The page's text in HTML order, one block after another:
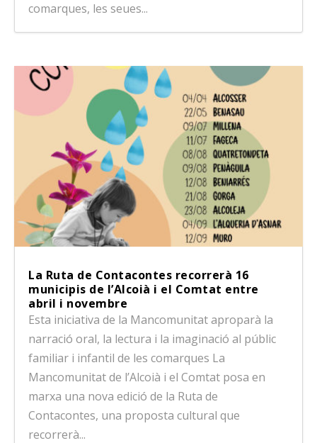
comarques, les seues...
La Ruta de Contacontes recorrerà 16
municipis de l’Alcoià i el Comtat entre
abril i novembre
Esta iniciativa de la Mancomunitat aproparà la
narració oral, la lectura i la imaginació al públic
familiar i infantil de les comarques La
Mancomunitat de l’Alcoià i el Comtat posa en
marxa una nova edició de la Ruta de
Contacontes, una proposta cultural que
recorrerà...